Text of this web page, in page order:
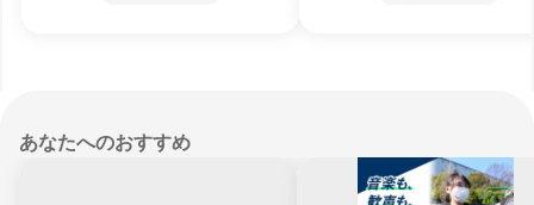
あなたへのおすすめ